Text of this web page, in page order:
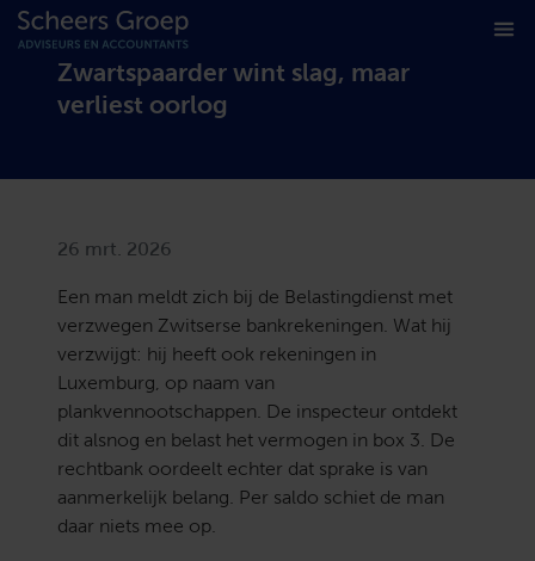
Zwartspaarder wint slag, maar
verliest oorlog
26 mrt. 2026
Een man meldt zich bij de Belastingdienst met
verzwegen Zwitserse bankrekeningen. Wat hij
verzwijgt: hij heeft ook rekeningen in
Luxemburg, op naam van
plankvennootschappen. De inspecteur ontdekt
dit alsnog en belast het vermogen in box 3. De
rechtbank oordeelt echter dat sprake is van
aanmerkelijk belang. Per saldo schiet de man
daar niets mee op.